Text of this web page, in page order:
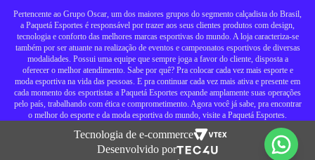
Pertencente ao Grupo Oscar, um dos maiores grupos do segmento calçadista do Brasil,
a Paquetá Esportes é responsável por trazer aos seus clientes produtos com design,
tecnologia e conforto das melhores marcas esportivas do mundo. A loja caracteriza-se
também por ser atuante na realização de eventos e campeonatos esportivos de diversas
modalidades. Possui uma equipe que sempre joga a favor do cliente, disposta a
oferecer o melhor atendimento. Sabe por quê? Pra colocar cada vez mais esporte e
moda esportiva na vida das pessoas. E pra continuar cada vez mais ativa e presente em
cada momento dos esportistas a Paquetá Esportes expande amplamente suas operações
pelo país, trabalhando com ética e comprometimento. Agora você já sabe, pra encontrar
o melhor do esporte e da moda esportiva do mundo, visite a Paquetá Esportes.
Tecnologia de e-commerce
Desenvolvido por